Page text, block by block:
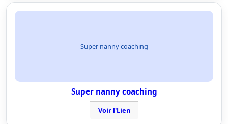
Super nanny coaching
Super nanny coaching
Voir l'Lien